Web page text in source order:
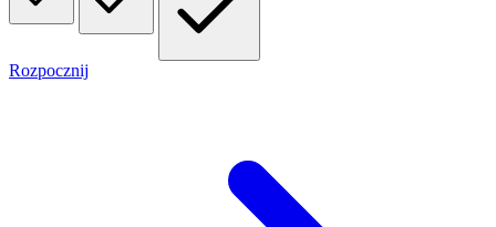
Rozpocznij